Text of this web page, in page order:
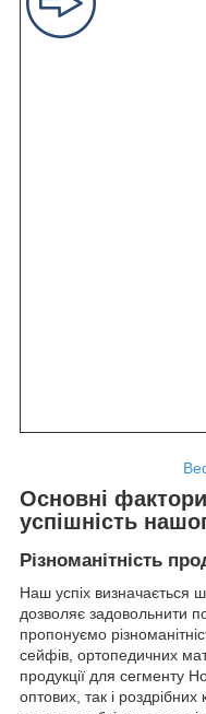
Основні
успішність
Різноманітність
Наш успіх визначається
дозволяє задовольнити
пропонуємо
сейфів, ортопедичних
продукції для сегменту
оптових, так і роздрібних